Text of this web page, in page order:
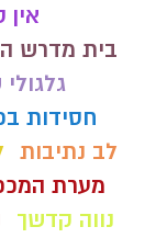
אין
בית מדרש
חסידות
לב נתיבות
מערת
נווה קדשך